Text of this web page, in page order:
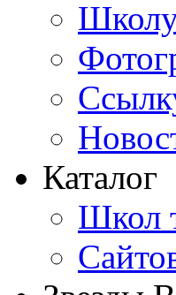
Каталог
Школ